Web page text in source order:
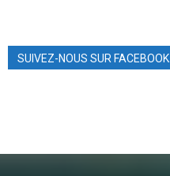
SUIVEZ-NOUS SUR FACEBOOK